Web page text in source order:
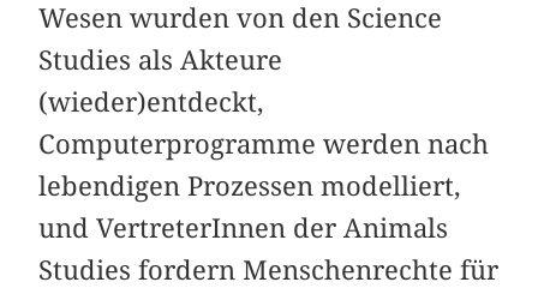
Wesen wurden von den Science
Studies als Akteure
(wieder)entdeckt,
Computerprogramme werden nach
lebendigen Prozessen modelliert,
und VertreterInnen der Animals
Studies fordern Menschenrechte für